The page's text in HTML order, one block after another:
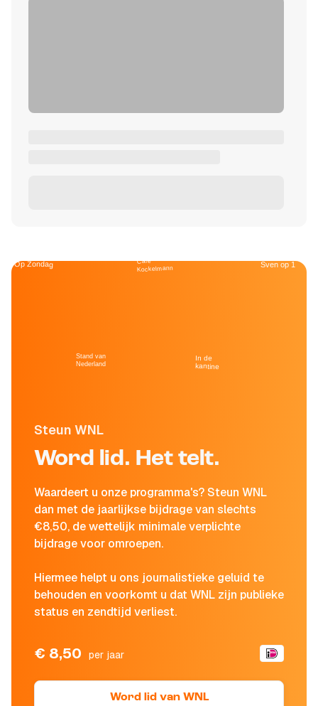
Steun WNL
Word lid. Het telt.
Waardeert u onze programma's? Steun WNL
dan met de jaarlijkse bijdrage van slechts
€8,50, de wettelijk minimale verplichte
bijdrage voor omroepen.
Hiermee helpt u ons journalistieke geluid te
behouden en voorkomt u dat WNL zijn publieke
status en zendtijd verliest.
€ 8,50 per jaar
Word lid van WNL
Op Zondag
Stand van
Nederland
Café
Kockelmann
In de
kantine
Sven op 1